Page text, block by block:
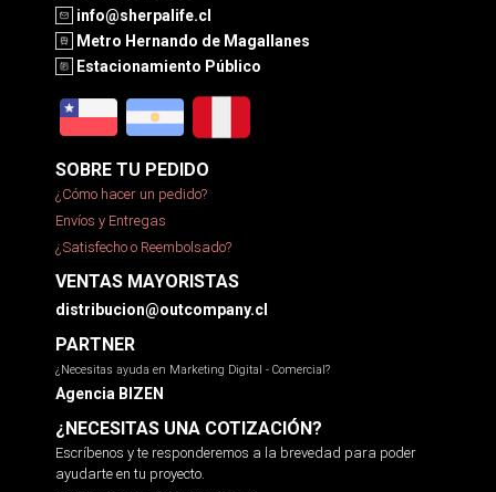
info@sherpalife.cl
Metro Hernando de Magallanes
Estacionamiento Público
SOBRE TU PEDIDO
¿Cómo hacer un pedido?
Envíos y Entregas
¿Satisfecho o Reembolsado?
VENTAS MAYORISTAS
distribucion@outcompany.cl
PARTNER
¿Necesitas ayuda en Marketing Digital - Comercial?
Agencia BIZEN
¿NECESITAS UNA COTIZACIÓN?
Escríbenos y te responderemos a la brevedad para poder
ayudarte en tu proyecto.